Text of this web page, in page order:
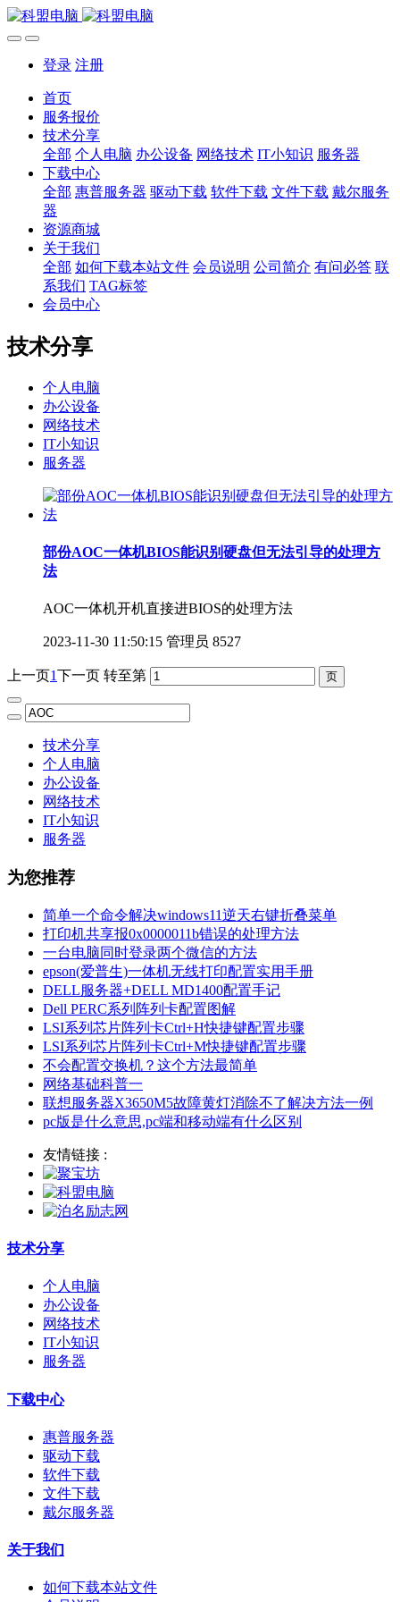
登录 注册
首页
服务报价
技术分享
全部 个人电脑 办公设备 网络技术 IT小知识 服务器
下载中心
全部 惠普服务器 驱动下载 软件下载 文件下载 戴尔服务
器
资源商城
关于我们
全部 如何下载本站文件 会员说明 公司简介 有问必答 联
系我们 TAG标签
会员中心
技术分享
个人电脑
办公设备
网络技术
IT小知识
服务器
部份AOC一体机BIOS能识别硬盘但无法引导的处理方
法
AOC一体机开机直接进BIOS的处理方法
2023-11-30 11:50:15 管理员 8527
上一页1下一页 转至第
技术分享
个人电脑
办公设备
网络技术
IT小知识
服务器
为您推荐
简单一个命令解决windows11逆天右键折叠菜单
打印机共享报0x0000011b错误的处理方法
一台电脑同时登录两个微信的方法
epson(爱普生)一体机无线打印配置实用手册
DELL服务器+DELL MD1400配置手记
Dell PERC系列阵列卡配置图解
LSI系列芯片阵列卡Ctrl+H快捷键配置步骤
LSI系列芯片阵列卡Ctrl+M快捷键配置步骤
不会配置交换机？这个方法最简单
网络基础科普一
联想服务器X3650M5故障黄灯消除不了解决方法一例
pc版是什么意思,pc端和移动端有什么区别
友情链接 :
技术分享
个人电脑
办公设备
网络技术
IT小知识
服务器
下载中心
惠普服务器
驱动下载
软件下载
文件下载
戴尔服务器
关于我们
如何下载本站文件